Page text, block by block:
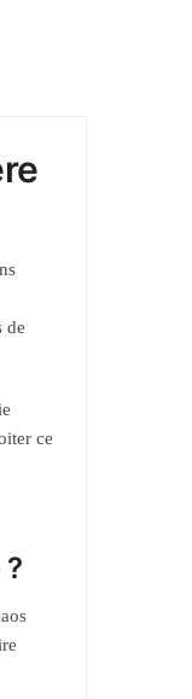
de
ce